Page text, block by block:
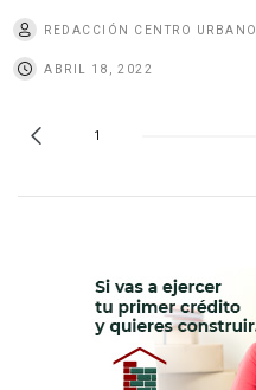
REDACCIÓN CENTRO URBANO
ABRIL 18, 2022
1